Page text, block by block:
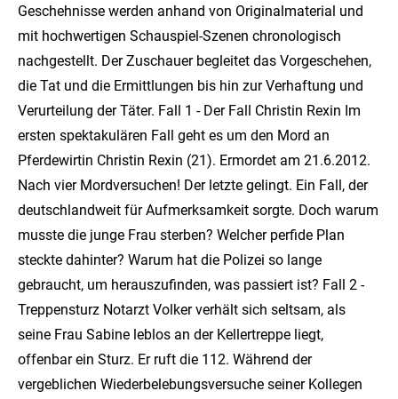
Geschehnisse werden anhand von Originalmaterial und
mit hochwertigen Schauspiel-Szenen chronologisch
nachgestellt. Der Zuschauer begleitet das Vorgeschehen,
die Tat und die Ermittlungen bis hin zur Verhaftung und
Verurteilung der Täter. Fall 1 - Der Fall Christin Rexin Im
ersten spektakulären Fall geht es um den Mord an
Pferdewirtin Christin Rexin (21). Ermordet am 21.6.2012.
Nach vier Mordversuchen! Der letzte gelingt. Ein Fall, der
deutschlandweit für Aufmerksamkeit sorgte. Doch warum
musste die junge Frau sterben? Welcher perfide Plan
steckte dahinter? Warum hat die Polizei so lange
gebraucht, um herauszufinden, was passiert ist? Fall 2 -
Treppensturz Notarzt Volker verhält sich seltsam, als
seine Frau Sabine leblos an der Kellertreppe liegt,
offenbar ein Sturz. Er ruft die 112. Während der
vergeblichen Wiederbelebungsversuche seiner Kollegen